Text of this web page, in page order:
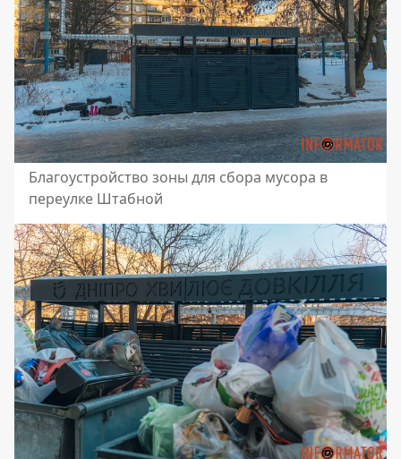
Благоустройство зоны для сбора мусора в
переулке Штабной